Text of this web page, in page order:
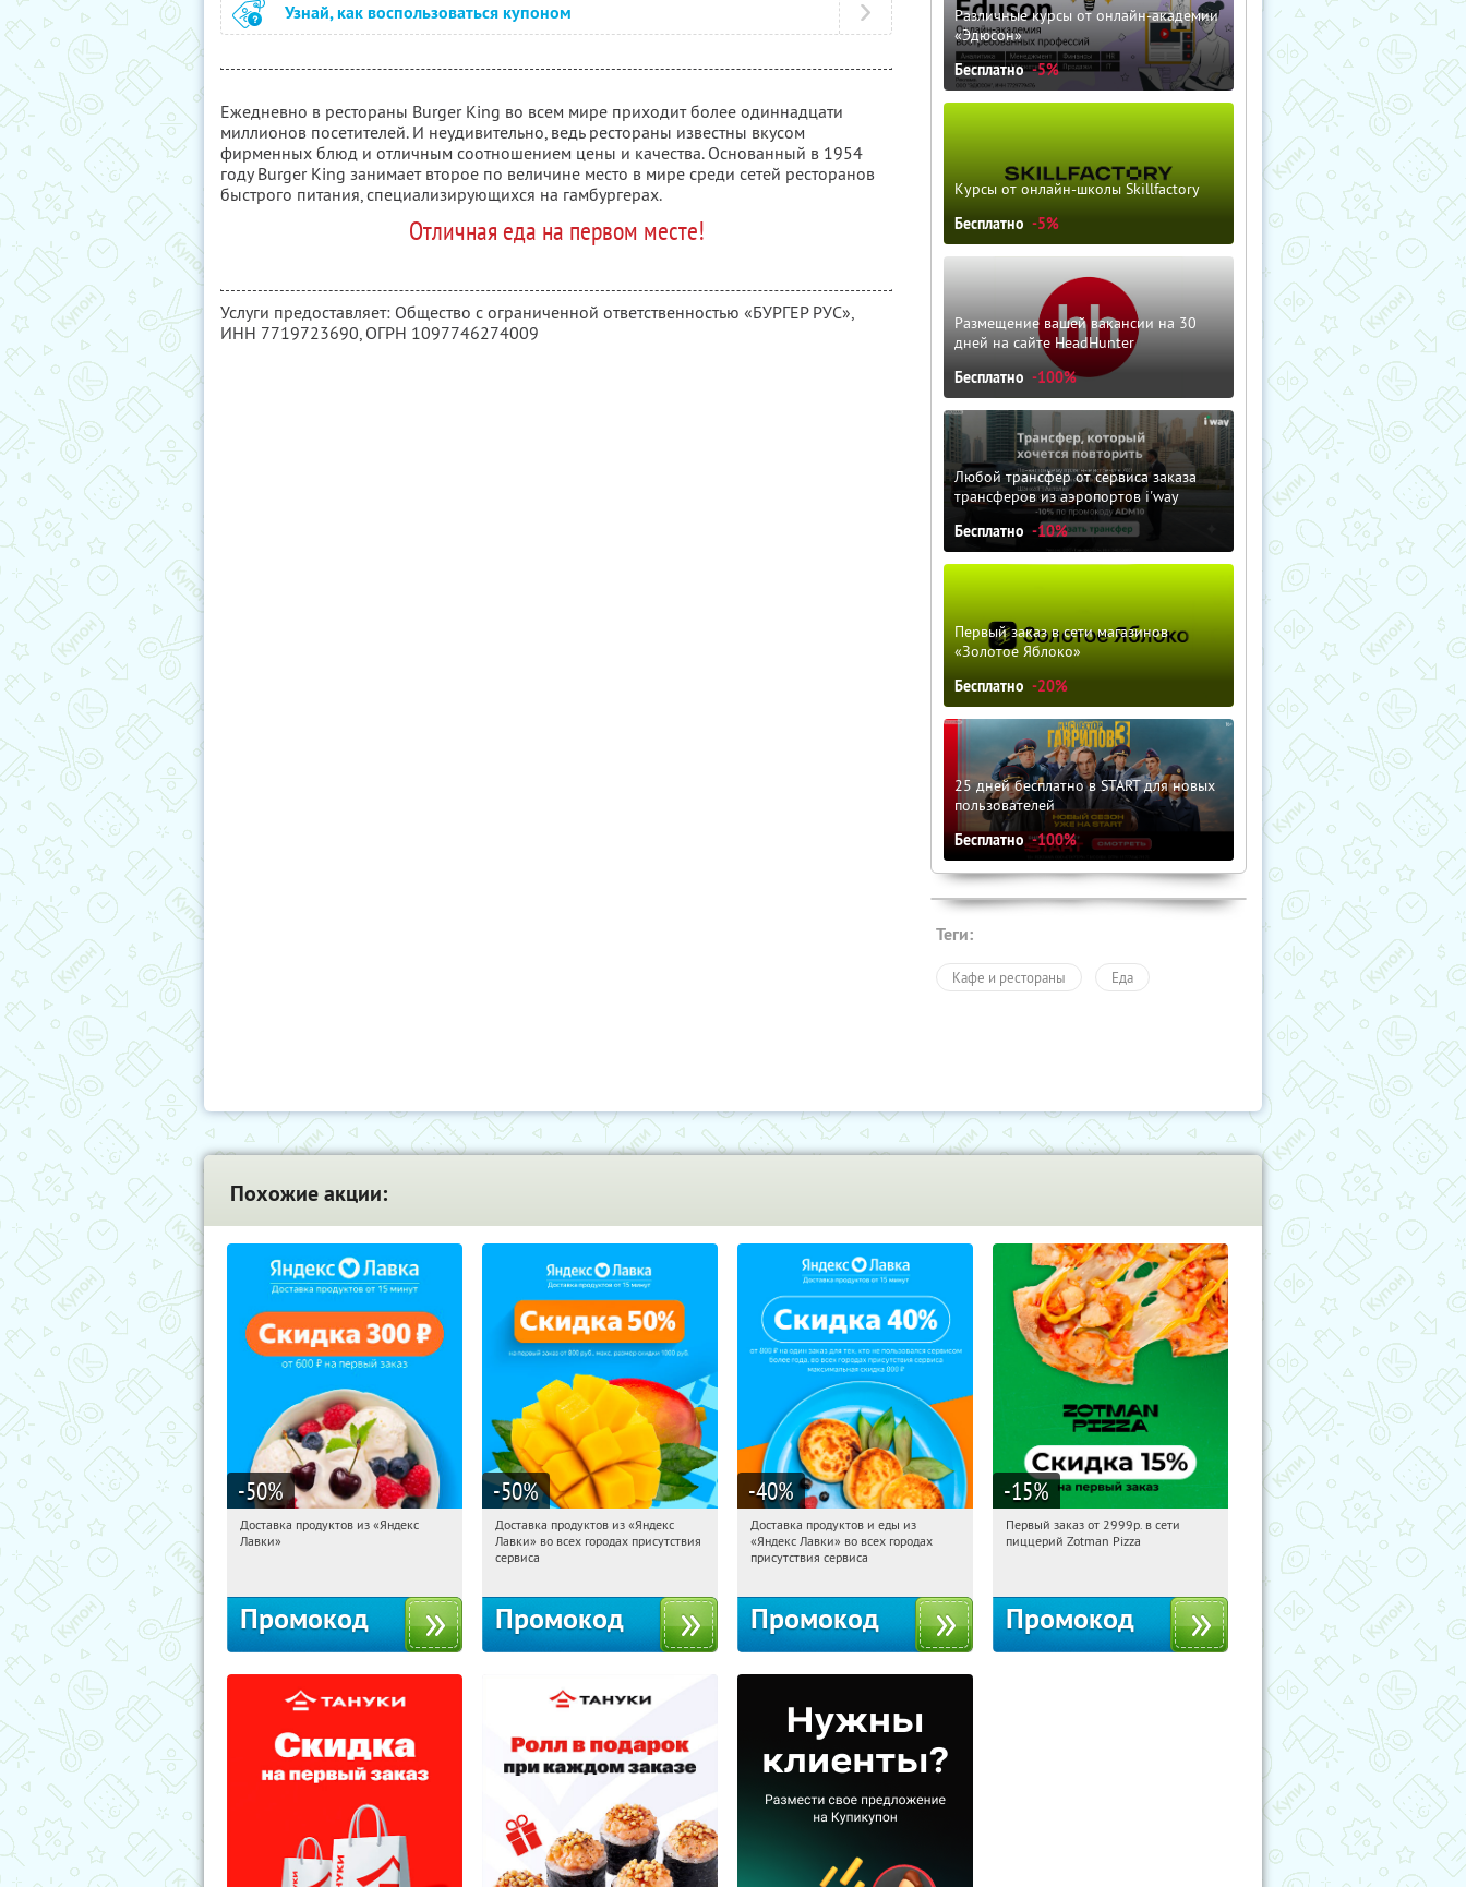
Узнай, как воспользоваться купоном
Ежедневно в рестораны Burger King во всем мире приходит более одиннадцати
миллионов посетителей. И неудивительно, ведь рестораны известны вкусом
фирменных блюд и отличным соотношением цены и качества. Основанный в 1954
году Burger King занимает второе по величине место в мире среди сетей ресторанов
быстрого питания, специализирующихся на гамбургерах.
Отличная еда на первом месте!
Услуги предоставляет: Общество с ограниченной ответственностью «БУРГЕР РУС»,
ИНН 7719723690, ОГРН 1097746274009
Различные курсы от онлайн-академии
«Эдюсон»
Бесплатно -5%
Курсы от онлайн-школы Skillfactory
Бесплатно -5%
Размещение вашей вакансии на 30
дней на сайте HeadHunter
Бесплатно -100%
Любой трансфер от сервиса заказа
трансферов из аэропортов i'way
Бесплатно -10%
Первый заказ в сети магазинов
«Золотое Яблоко»
Бесплатно -20%
25 дней бесплатно в START для новых
пользователей
Бесплатно -100%
Теги:
Кафе и рестораны Еда
Похожие акции:
-50%
16:21:02 Получили:
Доставка продуктов из «Яндекс
Лавки»
Промокод
-50%
16:21:02 Получили:
Россия
Доставка продуктов из «Яндекс
Лавки» во всех городах присутствия
сервиса
Промокод
-40%
16:21:02 Получили:
Россия
Доставка продуктов и еды из
«Яндекс Лавки» во всех городах
присутствия сервиса
Промокод
-15%
16:21:02 Получили:
Первый заказ от 2999р. в сети
пиццерий Zotman Pizza
Промокод